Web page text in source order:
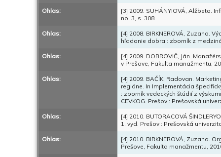
Ohlas:
[3] 2009. SUHÁNYIOVÁ, Alžbeta.
no. 3, s. 308.
Ohlas:
[4] 2008. BIRKNEROVÁ, Zuzana.
hľadanie dobra : zborník z
Ohlas:
[4] 2009. DOBROVIČ, Ján.
v Prešove, Fakulta manažmentu,
Ohlas:
[4] 2009. BAČÍK, Radovan.
regióne. In Implementácia
: zborník vedeckých štúdií z
CEVKOG. Prešov : Prešovská
Ohlas:
[4] 2010. BUTORACOVÁ
1. vyd. Prešov : Prešovská
Ohlas:
[4] 2010. BIRKNEROVÁ, Zuzana.
Prešove, Fakulta manažmentu,